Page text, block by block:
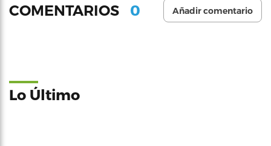
COMENTARIOS 0 Añadir comentario
Lo Último